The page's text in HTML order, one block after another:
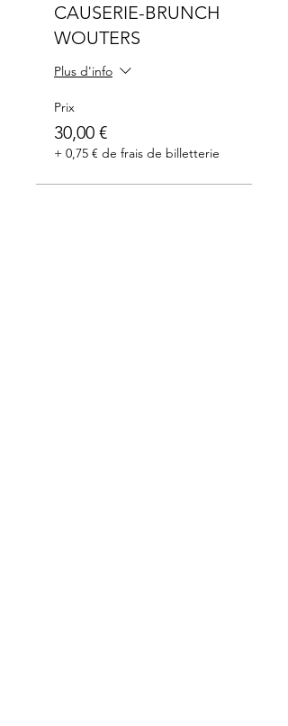
CAUSERIE-BRUNCH
WOUTERS
Plus d'info
Prix
30,00 €
+ 0,75 € de frais de billetterie